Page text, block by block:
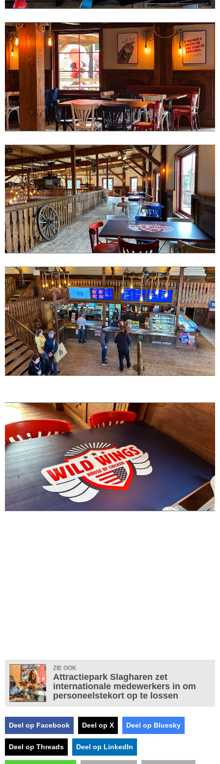
ZIE OOK
Attractiepark Slagharen zet
internationale medewerkers in om
personeelstekort op te lossen
Deel op Facebook Deel op X Deel op Bluesky
Deel op Threads Deel op LinkedIn